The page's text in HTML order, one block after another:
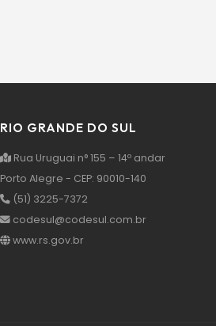
RIO GRANDE DO SUL
Rua Uruguai n° 155 – 14º andar
Porto Alegre - CEP: 90010-140
(51) 3225-7372
codesul@codesul.com.br
www.rs.gov.br